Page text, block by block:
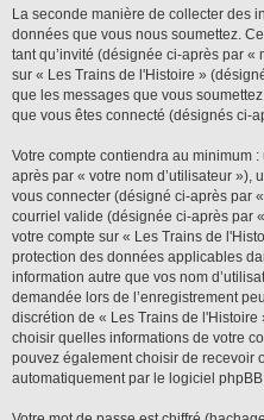
La seconde manière de collecter des
données que vous nous soumettez.
tant qu’invité (désignée ci-après par «
sur « Les Trains de l'Histoire »
que les messages que vous
que vous êtes connecté (désignés ci-
Votre compte contiendra au minimum
après par « votre nom d’utilisateur »),
vous connecter (désigné ci-après par
courriel valide (désignée ci-après par
votre compte sur « Les Trains de
protection des données applicables
information autre que vos nom
demandée lors de l’enregistrement
discrétion de « Les Trains de
choisir quelles informations de votre
pouvez également choisir de recevoir
automatiquement par le logiciel